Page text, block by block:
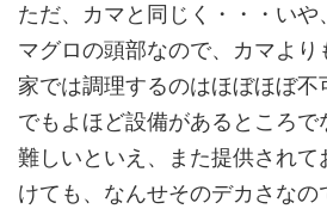
ただ、カマと同じく・・・いや
マグロの頭部なので、カマより
家では調理するのはほぼほぼ
でもよほど設備があるところ
難しいといえ、また提供されて
けても、なんせそのデカさなの